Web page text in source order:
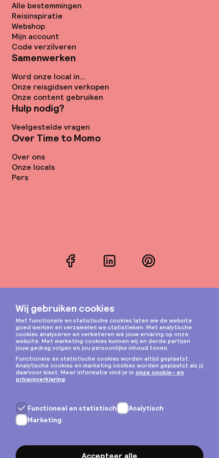
Alle bestemmingen
Reisinspiratie
Webshop
Mijn account
Code verzilveren
Samenwerken
Word onze local in...
Onze reisgidsen verkopen
Onze content gebruiken
Hulp nodig?
Veelgestelde vragen
Over Time to Momo
Over ons
Onze locals
Pers
FacebookLinkedInPinterest
Instagram
Privacy & cookies
Algemene voorwaarden